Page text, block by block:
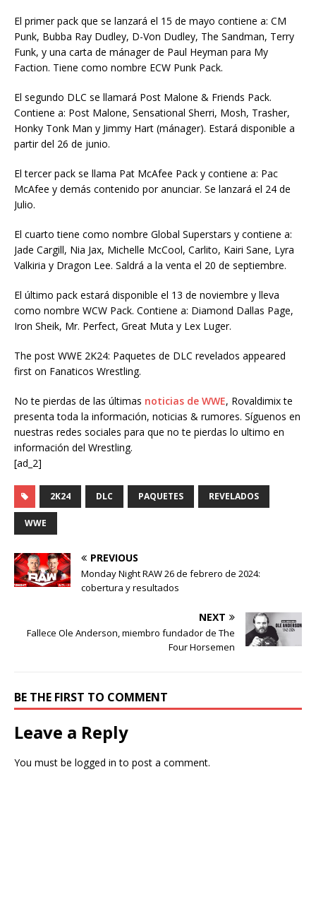
El primer pack que se lanzará el 15 de mayo contiene a: CM
Punk, Bubba Ray Dudley, D-Von Dudley, The Sandman, Terry
Funk, y una carta de mánager de Paul Heyman para My
Faction. Tiene como nombre ECW Punk Pack.
El segundo DLC se llamará Post Malone & Friends Pack.
Contiene a: Post Malone, Sensational Sherri, Mosh, Trasher,
Honky Tonk Man y Jimmy Hart (mánager). Estará disponible a
partir del 26 de junio.
El tercer pack se llama Pat McAfee Pack y contiene a: Pac
McAfee y demás contenido por anunciar. Se lanzará el 24 de
Julio.
El cuarto tiene como nombre Global Superstars y contiene a:
Jade Cargill, Nia Jax, Michelle McCool, Carlito, Kairi Sane, Lyra
Valkiria y Dragon Lee. Saldrá a la venta el 20 de septiembre.
El último pack estará disponible el 13 de noviembre y lleva
como nombre WCW Pack. Contiene a: Diamond Dallas Page,
Iron Sheik, Mr. Perfect, Great Muta y Lex Luger.
The post WWE 2K24: Paquetes de DLC revelados appeared
first on Fanaticos Wrestling.
No te pierdas de las últimas noticias de WWE, Rovaldimix te
presenta toda la información, noticias & rumores. Síguenos en
nuestras redes sociales para que no te pierdas lo ultimo en
información del Wrestling.
[ad_2]
2K24 DLC PAQUETES REVELADOS
WWE
PREVIOUS
Monday Night RAW 26 de febrero de 2024:
cobertura y resultados
NEXT
Fallece Ole Anderson, miembro fundador de The
Four Horsemen
BE THE FIRST TO COMMENT
Leave a Reply
You must be logged in to post a comment.